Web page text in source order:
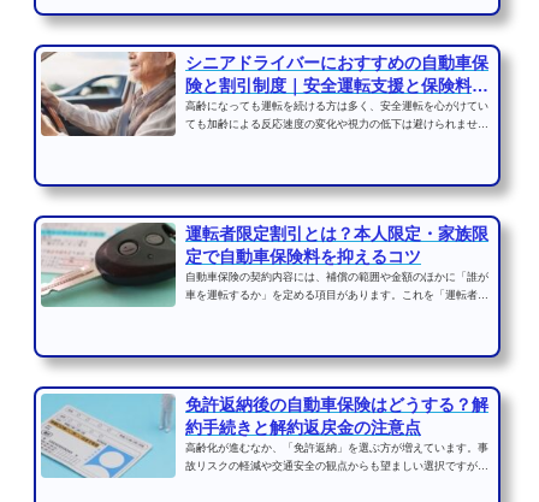
シニアドライバーにおすすめの自動車保
険と割引制度｜安全運転支援と保険料を
両立...
高齢になっても運転を続ける方は多く、安全運転を心がけてい
ても加齢による反応速度の変化や視力の低下は避けられませ
運転者限定割引とは？本人限定・家族限
定で自動車保険料を抑えるコツ
自動車保険の契約内容には、補償の範囲や金額のほかに「誰が
車を運転するか」を定める項目があります。これを「運転者限
免許返納後の自動車保険はどうする？解
約手続きと解約返戻金の注意点
高齢化が進むなか、「免許返納」を選ぶ方が増えています。事
故リスクの軽減や交通安全の観点からも望ましい選択ですが、